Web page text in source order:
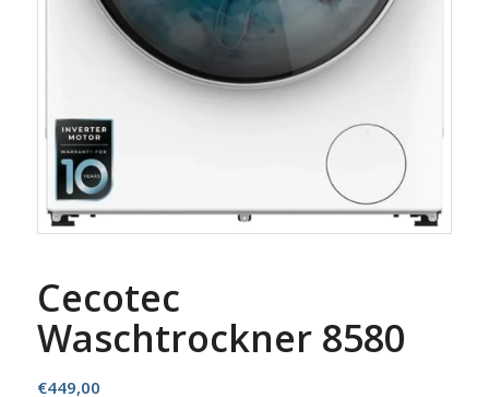
Cecotec
Waschtrockner 8580
€449,00